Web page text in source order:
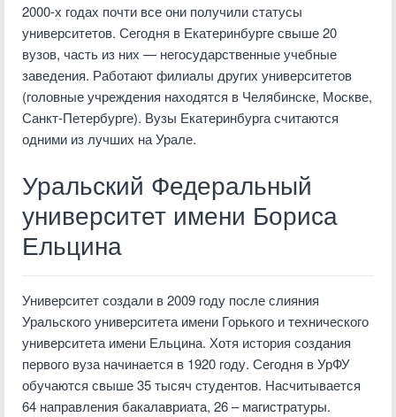
2000-х годах почти все они получили статусы
университетов. Сегодня в Екатеринбурге свыше 20
вузов, часть из них — негосударственные учебные
заведения. Работают филиалы других университетов
(головные учреждения находятся в Челябинске, Москве,
Санкт-Петербурге). Вузы Екатеринбурга считаются
одними из лучших на Урале.
Уральский Федеральный
университет имени Бориса
Ельцина
Университет создали в 2009 году после слияния
Уральского университета имени Горького и технического
университета имени Ельцина. Хотя история создания
первого вуза начинается в 1920 году. Сегодня в УрФУ
обучаются свыше 35 тысяч студентов. Насчитывается
64 направления бакалавриата, 26 – магистратуры.